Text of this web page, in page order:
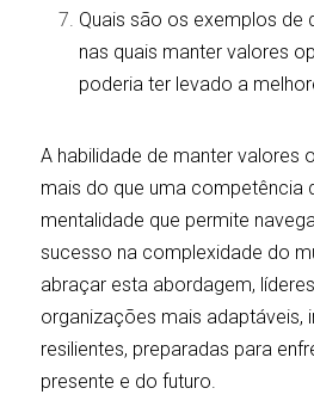
Quais são os exemplos de
nas quais manter valores
poderia ter levado a
A habilidade de manter valores
mais do que uma competência
mentalidade que permite
sucesso na complexidade do
abraçar esta abordagem,
organizações mais adaptáveis,
resilientes, preparadas para
presente e do futuro.